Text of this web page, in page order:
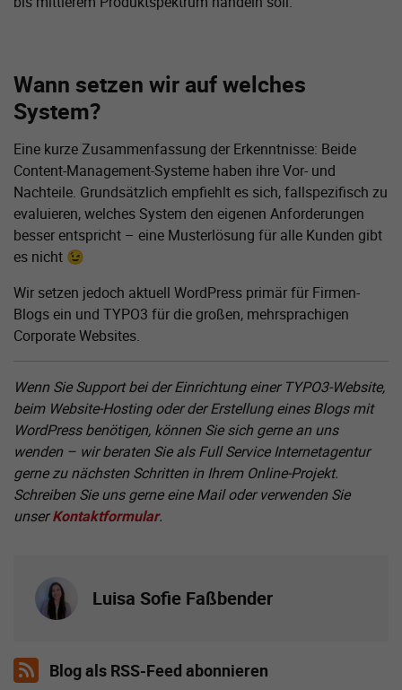
Wann setzen wir auf welches
System?
Eine kurze Zusammenfassung der Erkenntnisse: Beide
Content-Management-Systeme haben ihre Vor- und
Nachteile. Grundsätzlich empfiehlt es sich, fallspezifisch zu
evaluieren, welches System den eigenen Anforderungen
besser entspricht – eine Musterlösung für alle Kunden gibt
es nicht 😉
Wir setzen jedoch aktuell WordPress primär für Firmen-
Blogs ein und TYPO3 für die großen, mehrsprachigen
Corporate Websites.
Wenn Sie Support bei der Einrichtung einer TYPO3-Website,
beim Website-Hosting oder der Erstellung eines Blogs mit
WordPress benötigen, können Sie sich gerne an uns
wenden – wir beraten Sie als Full Service Internetagentur
gerne zu nächsten Schritten in Ihrem Online-Projekt.
Schreiben Sie uns gerne eine Mail oder verwenden Sie
unserKontaktformular.
Luisa Sofie Faßbender
Blog als RSS-Feed abonnieren